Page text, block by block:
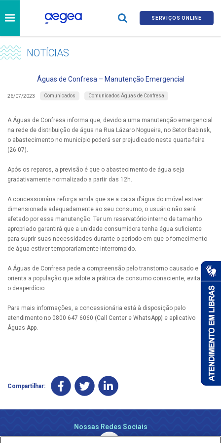
SERVIÇOS ONLINE
NOTÍCIAS
Águas de Confresa – Manutenção Emergencial
26/07/2023 Comunicados Comunicados Águas de Confresa
A Águas de Confresa informa que, devido a uma manutenção emergencial
na rede de distribuição de água na Rua Lázaro Nogueira, no Setor Babinsk,
o abastecimento no município poderá ser prejudicado nesta quarta-feira
(26.07).
Após os reparos, a previsão é que o abastecimento de água seja
gradativamente normalizado a partir das 12h.
A concessionária reforça ainda que se a caixa d’água do imóvel estiver
dimensionada adequadamente ao seu consumo, o usuário não será
afetado por essa manutenção. Ter um reservatório interno de tamanho
apropriado garantirá que a unidade consumidora tenha água suficiente
para suprir suas necessidades durante o período em que o fornecimento
de água estiver temporariamente interrompido.
A Águas de Confresa pede a compreensão pelo transtorno causado e
orienta a população que adote a prática de consumo consciente, evitando
o desperdício.
Para mais informações, a concessionária está à disposição pelo
atendimento no 0800 647 6060 (Call Center e WhatsApp) e aplicativo
Águas App.
Compartilhar:
Nossas Redes Sociais